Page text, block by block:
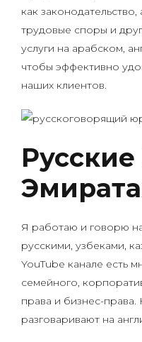
как
трудовые споры и
услуги на арабском,
чтобы эффективно
наших клиентов.
Я работаю и говорю
русскими, узбеками,
YouTube канале есть
семейного,
права и бизнес-
разговаривают на